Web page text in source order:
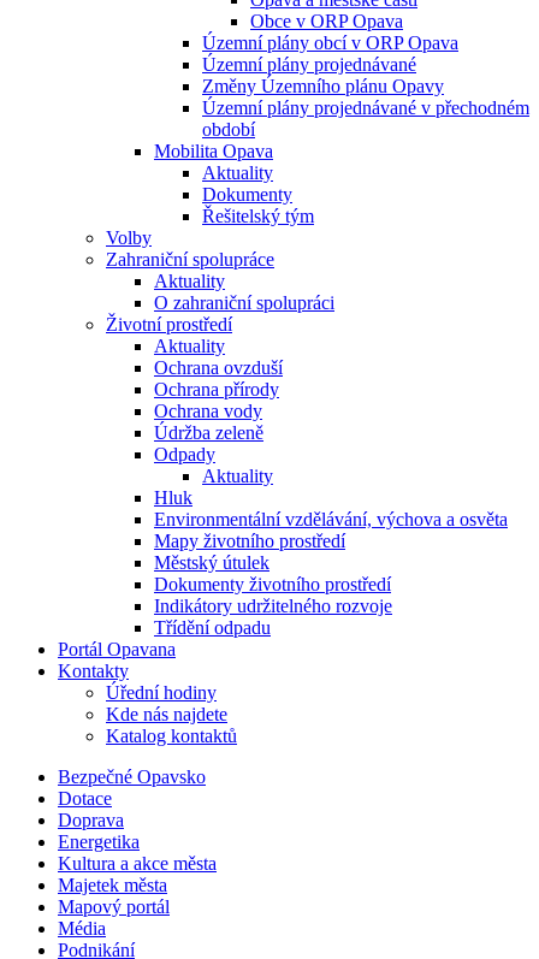
Obce v ORP Opava
Územní plány obcí v ORP Opava
Územní plány projednávané
Změny Územního plánu Opavy
Územní plány projednávané v přechodném
období
Mobilita Opava
Aktuality
Dokumenty
Řešitelský tým
Volby
Zahraniční spolupráce
Aktuality
O zahraniční spolupráci
Životní prostředí
Aktuality
Ochrana ovzduší
Ochrana přírody
Ochrana vody
Údržba zeleně
Odpady
Aktuality
Hluk
Environmentální vzdělávání, výchova a osvěta
Mapy životního prostředí
Městský útulek
Dokumenty životního prostředí
Indikátory udržitelného rozvoje
Třídění odpadu
Portál Opavana
Kontakty
Úřední hodiny
Kde nás najdete
Katalog kontaktů
Bezpečné Opavsko
Dotace
Doprava
Energetika
Kultura a akce města
Majetek města
Mapový portál
Média
Podnikání